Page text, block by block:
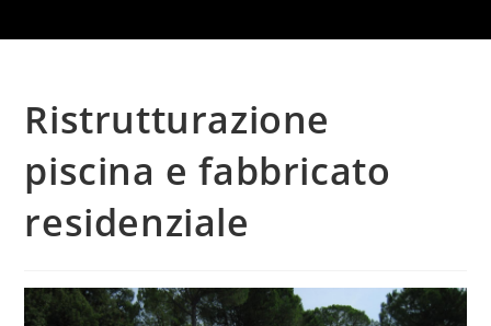
Ristrutturazione
piscina e fabbricato
residenziale